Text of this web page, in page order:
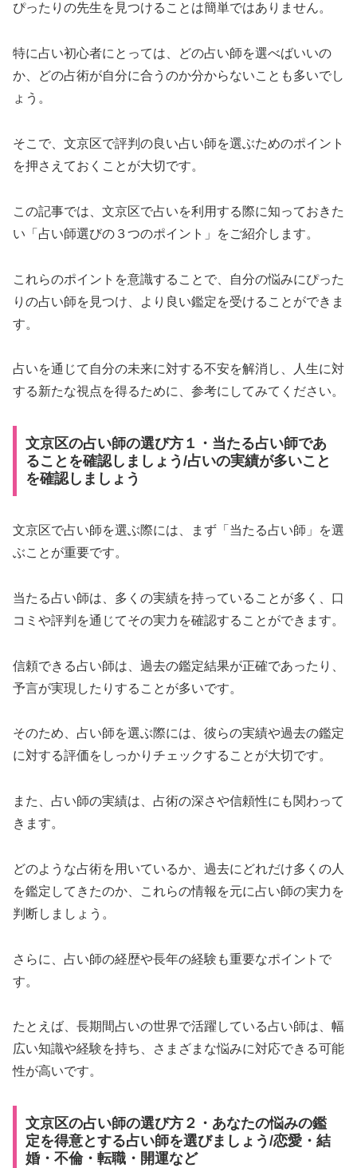
ぴったりの先生を見つけることは簡単ではありません。
特に占い初心者にとっては、どの占い師を選べばいいの
か、どの占術が自分に合うのか分からないことも多いでし
ょう。
そこで、文京区で評判の良い占い師を選ぶためのポイント
を押さえておくことが大切です。
この記事では、文京区で占いを利用する際に知っておきた
い「占い師選びの３つのポイント」をご紹介します。
これらのポイントを意識することで、自分の悩みにぴった
りの占い師を見つけ、より良い鑑定を受けることができま
す。
占いを通じて自分の未来に対する不安を解消し、人生に対
する新たな視点を得るために、参考にしてみてください。
文京区の占い師の選び方１・当たる占い師であ
ることを確認しましょう/占いの実績が多いこと
を確認しましょう
文京区で占い師を選ぶ際には、まず「当たる占い師」を選
ぶことが重要です。
当たる占い師は、多くの実績を持っていることが多く、口
コミや評判を通じてその実力を確認することができます。
信頼できる占い師は、過去の鑑定結果が正確であったり、
予言が実現したりすることが多いです。
そのため、占い師を選ぶ際には、彼らの実績や過去の鑑定
に対する評価をしっかりチェックすることが大切です。
また、占い師の実績は、占術の深さや信頼性にも関わって
きます。
どのような占術を用いているか、過去にどれだけ多くの人
を鑑定してきたのか、これらの情報を元に占い師の実力を
判断しましょう。
さらに、占い師の経歴や長年の経験も重要なポイントで
す。
たとえば、長期間占いの世界で活躍している占い師は、幅
広い知識や経験を持ち、さまざまな悩みに対応できる可能
性が高いです。
文京区の占い師の選び方２・あなたの悩みの鑑
定を得意とする占い師を選びましょう/恋愛・結
婚・不倫・転職・開運など